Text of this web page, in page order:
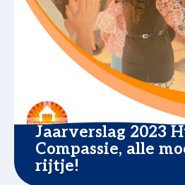
Jaarverslag 2023
Compassie, alle
rijtje!